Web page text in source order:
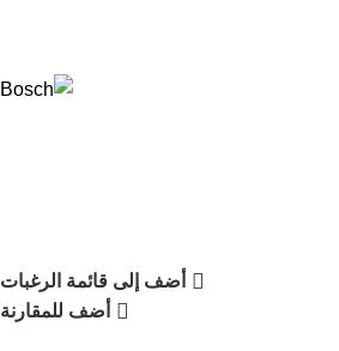
أضف إلى قائمة الرغبات
أضف للمقارنة